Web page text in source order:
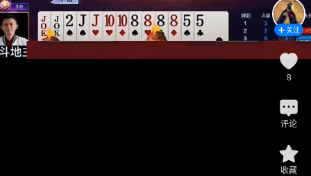
关注
8
评论
收藏